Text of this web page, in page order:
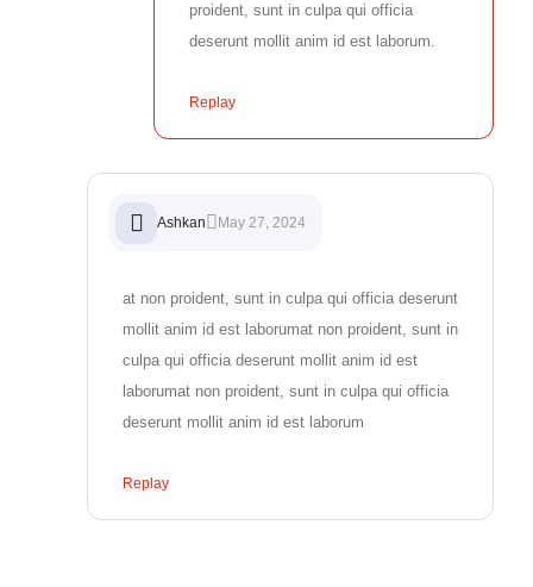
proident, sunt in culpa qui officia
deserunt mollit anim id est laborum.
Replay
Ashkan May 27, 2024
at non proident, sunt in culpa qui officia deserunt
mollit anim id est laborumat non proident, sunt in
culpa qui officia deserunt mollit anim id est
laborumat non proident, sunt in culpa qui officia
deserunt mollit anim id est laborum
Replay